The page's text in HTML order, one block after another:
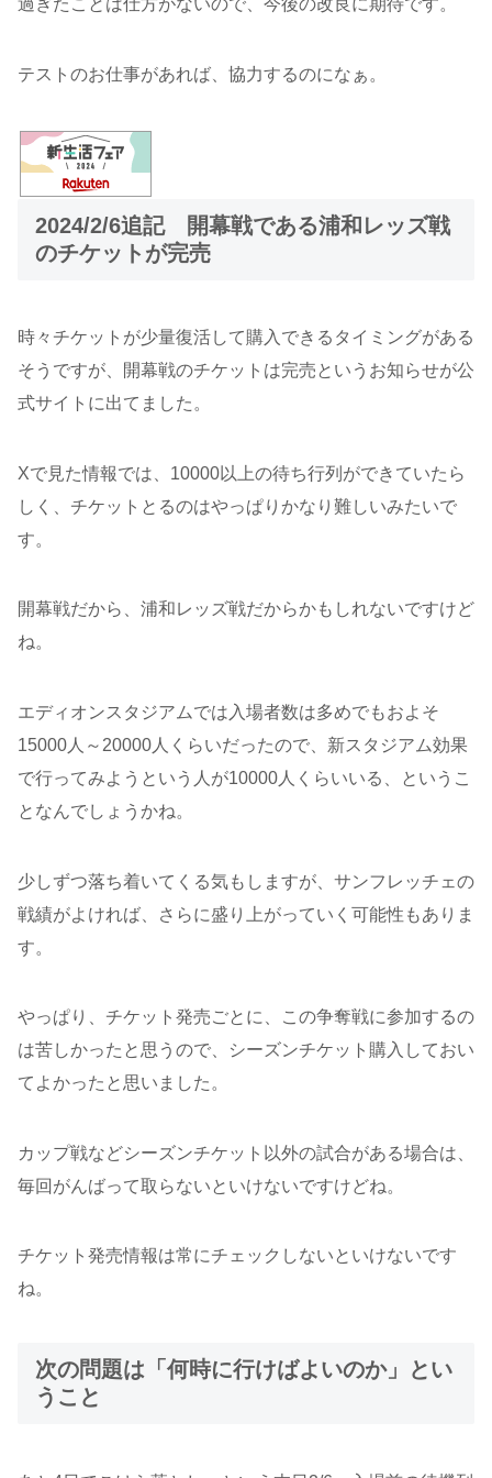
過ぎたことは仕方がないので、今後の改良に期待です。
テストのお仕事があれば、協力するのになぁ。
2024/2/6追記 開幕戦である浦和レッズ戦
のチケットが完売
時々チケットが少量復活して購入できるタイミングがある
そうですが、開幕戦のチケットは完売というお知らせが公
式サイトに出てました。
Xで見た情報では、10000以上の待ち行列ができていたら
しく、チケットとるのはやっぱりかなり難しいみたいで
す。
開幕戦だから、浦和レッズ戦だからかもしれないですけど
ね。
エディオンスタジアムでは入場者数は多めでもおよそ
15000人～20000人くらいだったので、新スタジアム効果
で行ってみようという人が10000人くらいいる、というこ
となんでしょうかね。
少しずつ落ち着いてくる気もしますが、サンフレッチェの
戦績がよければ、さらに盛り上がっていく可能性もありま
す。
やっぱり、チケット発売ごとに、この争奪戦に参加するの
は苦しかったと思うので、シーズンチケット購入しておい
てよかったと思いました。
カップ戦などシーズンチケット以外の試合がある場合は、
毎回がんばって取らないといけないですけどね。
チケット発売情報は常にチェックしないといけないです
ね。
次の問題は「何時に行けばよいのか」とい
うこと